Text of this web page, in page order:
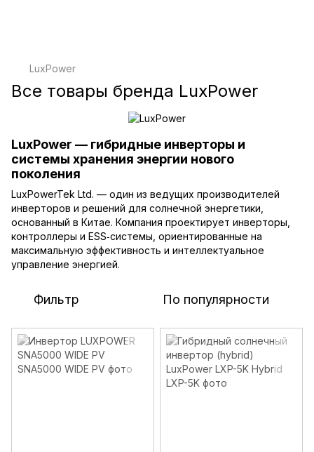
LuxPower
Все товары бренда LuxPower
LuxPower — гибридные инверторы и
системы хранения энергии нового
поколения
LuxPowerTek Ltd. — один из ведущих производителей
инверторов и решений для солнечной энергетики,
основанный в Китае. Компания проектирует инверторы,
контроллеры и ESS‑системы, ориентированные на
максимальную эффективность и интеллектуальное
управление энергией.
Фильтр По популярности